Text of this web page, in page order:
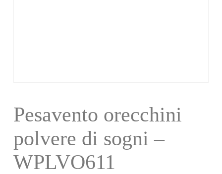
Pesavento orecchini
polvere di sogni –
WPLVO611